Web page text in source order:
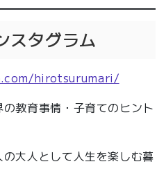
スタグラム
hirotsurumari/
の教育事情・子育てのヒント
大人として人生を楽しむ暮